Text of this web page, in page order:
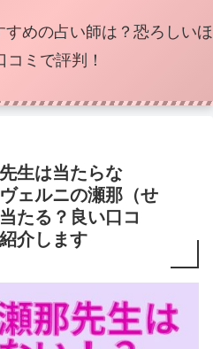
めの占い師は？恐ろしいほ
コミで評判！
生は当たらな
ェルニの瀬那（せ
たる？良い口コ
介します